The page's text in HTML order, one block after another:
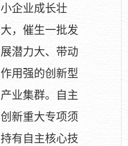
小企业成长壮
大，催生一批发
展潜力大、带动
作用强的创新型
产业集群。自主
创新重大专项须
持有自主核心技